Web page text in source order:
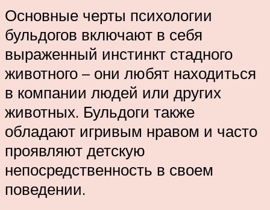
Основные черты психологии
бульдогов включают в себя
выраженный инстинкт стадного
животного – они любят находиться
в компании людей или других
животных. Бульдоги также
обладают игривым нравом и часто
проявляют детскую
непосредственность в своем
поведении.